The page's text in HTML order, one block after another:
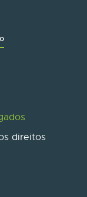
direitos